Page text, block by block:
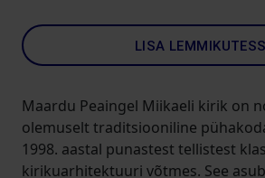
LISA
Maardu Peaingel Miikaeli kirik on
olemuselt traditsiooniline
1998. aastal punastest tellistest
kirikuarhitektuuri võtmes. See